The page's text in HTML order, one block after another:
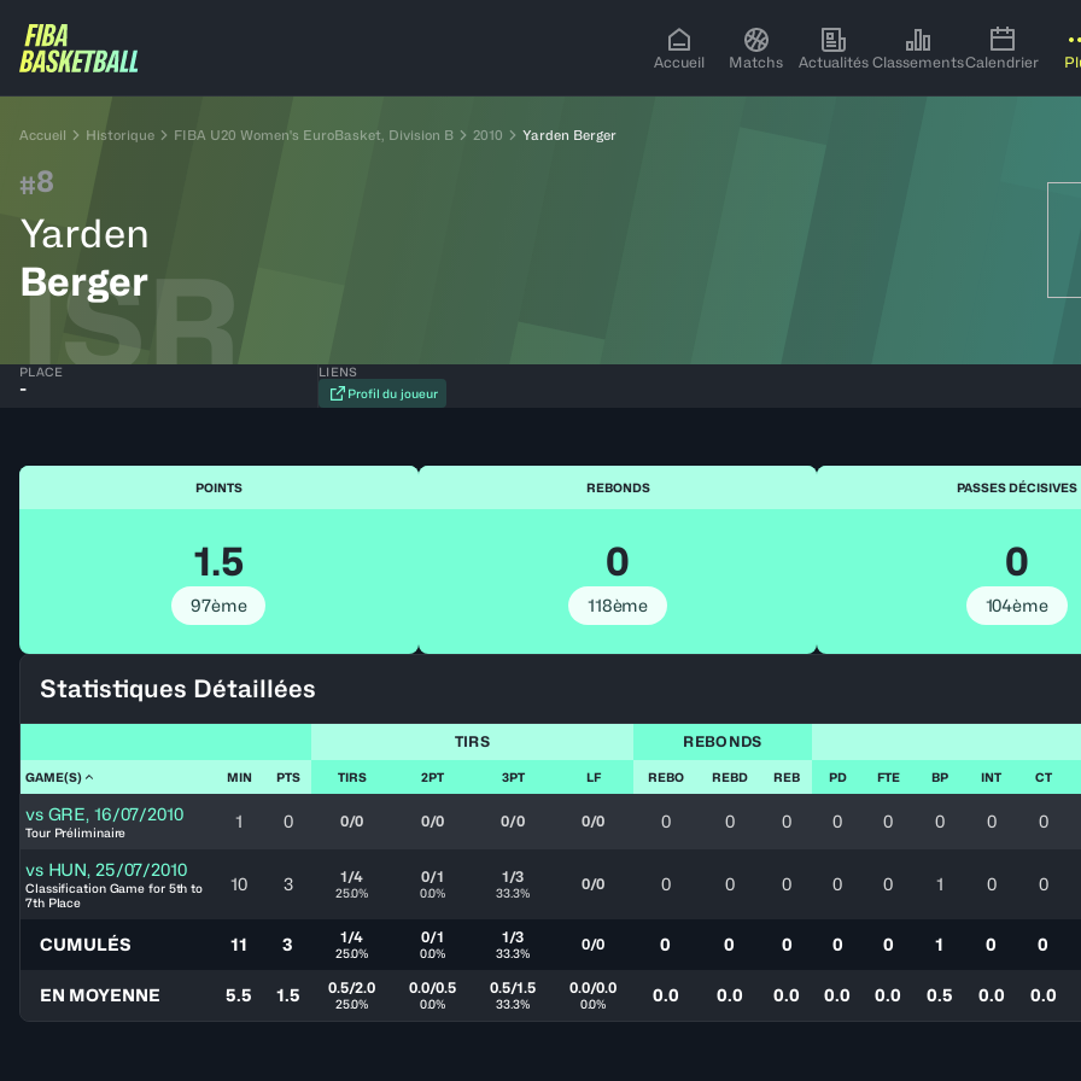
Accueil Matchs Actualités ClassementsCalendrier
Accueil Historique FIBA U20 Women's EuroBasket, Division B 2010 Yarden Berger
#8
Yarden
Berger
ISR
PLACE
-
LIENS
Profil du joueur
POINTS
1.5
97ème
REBONDS
0
118ème
PASSES DÉCISIVES
0
104ème
Statistiques Détaillées
TIRS REBONDS
GAME(S) MIN PTS TIRS 2PT 3PT LF REBO REBD REB PD FTE BP INT CT
vs GRE, 16/07/2010
Tour Préliminaire
1 0 0/0 0/0 0/0 0/0 0 0 0 0 0 0 0 0
vs HUN, 25/07/2010
Classification Game for 5th to
7th Place
10 3 1/4
25.0%
0/1
0.0%
1/3
33.3% 0/0 0 0 0 0 0 1 0 0
CUMULÉS 11 3 1/4
25.0%
0/1
0.0%
1/3
33.3% 0/0 0 0 0 0 0 1 0 0
EN MOYENNE 5.5 1.5 0.5/2.0
25.0%
0.0/0.5
0.0%
0.5/1.5
33.3%
0.0/0.0
0.0% 0.0 0.0 0.0 0.0 0.0 0.5 0.0 0.0